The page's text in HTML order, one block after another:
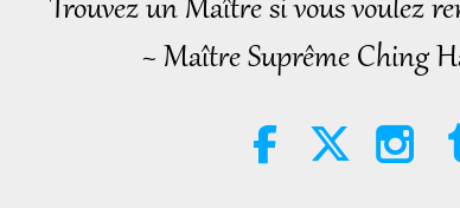
Trouvez un Maître si vous voulez
~ Maître Suprême Ching